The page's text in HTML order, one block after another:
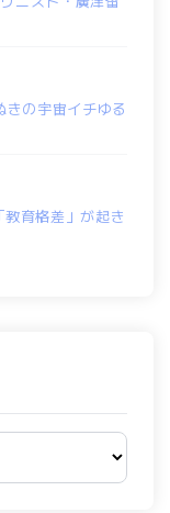
の宇宙イチゆる
育格差」が起き